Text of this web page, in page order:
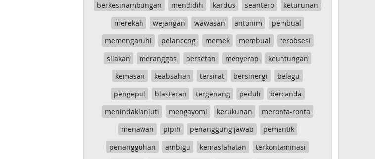
berkesinambungan
mendidih kardus seantero
keturunan
merekah
wejangan wawasan antonim
pembual
memengaruhi
pelancong memek membual
terobsesi
silakan
meranggas persetan menyerap
keuntungan
kemasan
keabsahan tersirat bersinergi
belagu
pengepul
blasteran tergenang peduli
bercanda
menindaklanjuti
mengayomi kerukunan
meronta-ronta
menawan
pipih penanggung jawab
pemantik
penangguhan
ambigu kemaslahatan
terkontaminasi